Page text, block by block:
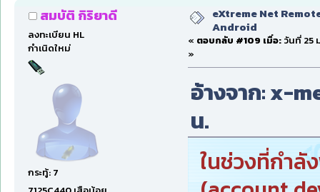
สมบัติ กิริยาดี
ลงทะเบียน HL
กำเนิดใหม่
กระทู้: 7
eXtreme Net
Android
« ตอบกลับ #109 เมื่อ: วันที่ 25
»
อ้างจาก: x-
น.
ในช่วงที่กำ